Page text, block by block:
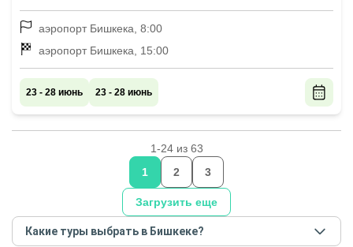
аэропорт Бишкека, 8:00
аэропорт Бишкека, 15:00
23 - 28 июнь 23 - 28 июнь
1-24 из 63
Загрузить еще
1 2 3
Какие туры выбрать в Бишкеке?